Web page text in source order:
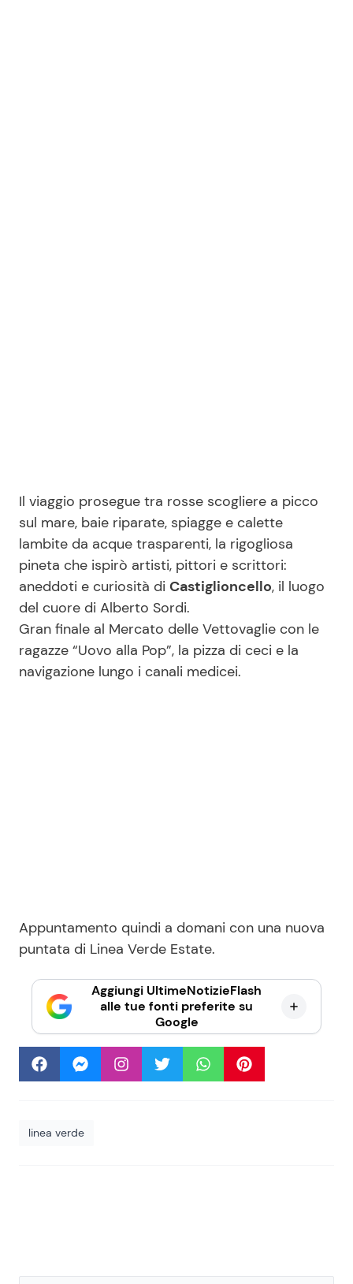
Il viaggio prosegue tra rosse scogliere a picco
sul mare, baie riparate, spiagge e calette
lambite da acque trasparenti, la rigogliosa
pineta che ispirò artisti, pittori e scrittori:
aneddoti e curiosità di Castiglioncello, il luogo
del cuore di Alberto Sordi.
Gran finale al Mercato delle Vettovaglie con le
ragazze “Uovo alla Pop”, la pizza di ceci e la
navigazione lungo i canali medicei.
Appuntamento quindi a domani con una nuova
puntata di Linea Verde Estate.
Aggiungi UltimeNotizieFlash
alle tue fonti preferite su
Google
linea verde